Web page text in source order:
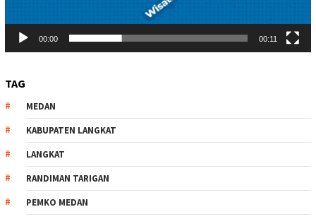
00:00 00:11
TAG
MEDAN
KABUPATEN LANGKAT
LANGKAT
RANDIMAN TARIGAN
PEMKO MEDAN